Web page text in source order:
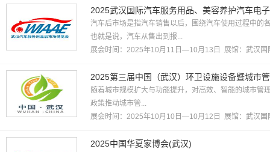
2025武汉国际汽车服务用品、美容养护汽车电
汽车后市场是指汽车销售以后，围绕汽车使用过程中的
也就是说，汽车从售出到报...
展会时间：2025年10月11日—10月13日 展馆： 武汉国
2025第三届中国（武汉）环卫设施设备暨城市
随着城市规模扩大与功能提升，对高效、智能的城市管
政策推动城市管...
展会时间：2025年10月10日—10月12日 展馆： 武汉国
2025中国华夏家博会(武汉)